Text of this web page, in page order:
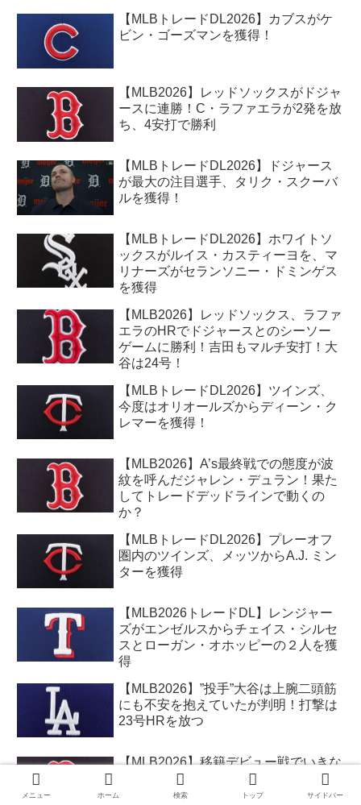
【MLBトレードDL2026】カブスがケ
ビン・ゴーズマンを獲得！
【MLB2026】レッドソックスがドジャ
ースに連勝！C・ラファエラが2発を放
ち、4安打で勝利
【MLBトレードDL2026】ドジャース
が最大の注目選手、タリク・スクーバ
ルを獲得！
【MLBトレードDL2026】ホワイトソ
ックスがルイス・カスティーヨを、マ
リナーズがセランソニー・ドミンゲス
を獲得
【MLB2026】レッドソックス、ラファ
エラのHRでドジャースとのシーソー
ゲームに勝利！吉田もマルチ安打！大
谷は24号！
【MLBトレードDL2026】ツインズ、
今度はオリオールズからディーン・ク
レマーを獲得！
【MLB2026】A’s最終戦での態度が波
紋を呼んだジャレン・デュラン！果た
してトレードデッドラインで動くの
か？
【MLBトレードDL2026】プレーオフ
圏内のツインズ、メッツからA.J. ミン
ターを獲得
【MLB2026トレードDL】レンジャー
ズがエンゼルスからチェイス・シルセ
スとローガン・オホッピーの２人を獲
得
【MLB2026】”投手”大谷は上腕二頭筋
にも不安を抱えていたが判明！打撃は
23号HRを放つ
【MLB2026】移籍デビュー戦でいきな
り死球のレッドソックスのカーティ
ス・ミード、骨折が判明してILへ
メニュー ホーム 検索 トップ サイドバー